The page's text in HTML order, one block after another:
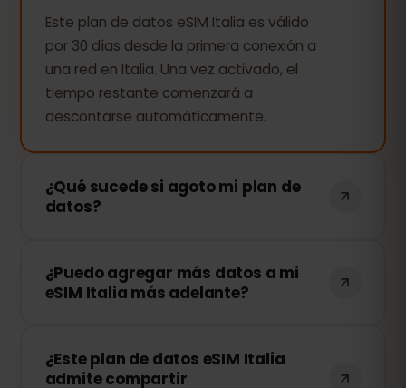
Este plan de datos eSIM Italia es válido
por 30 días desde la primera conexión a
una red en Italia. Una vez activado, el
tiempo restante comenzará a
descontarse automáticamente.
¿Qué sucede si agoto mi plan de
datos?
conexión se detendrá. Puedes recargar
tu eSIM fácilmente desde tu panel de
¿Puedo agregar más datos a mi
eSIM Italia más adelante?
cualquier momento sin necesidad de
reinstalar tu eSIM. Solo accede a tu
¿Este plan de datos eSIM Italia
admite compartir